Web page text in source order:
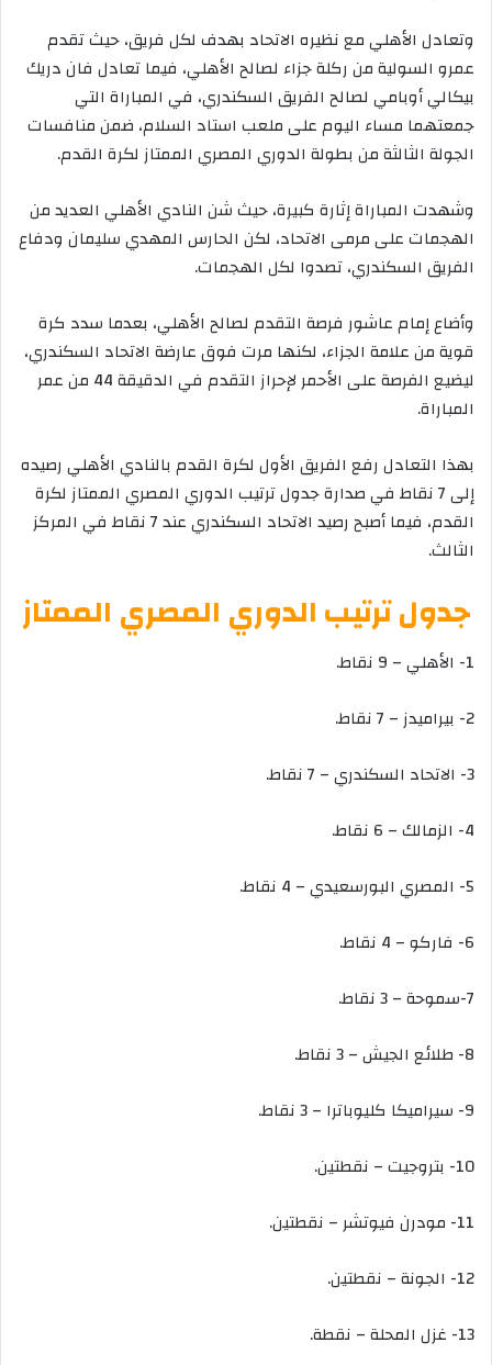
وتعادل الأهلي مع نظيره الاتحاد بهدف لكل فريق، حيث تقدم
عمرو السولية من ركلة جزاء لصالح الأهلي، فيما تعادل فان دريك
بيكالي أوبامي لصالح الفريق السكندري، في المباراة التي
جمعتهما مساء اليوم على ملعب استاد السلام، ضمن منافسات
الجولة الثالثة من بطولة الدوري المصري الممتاز لكرة القدم.
وشهدت المباراة إثارة كبيرة، حيث شن النادي الأهلي العديد من
الهجمات على مرمى الاتحاد، لكن الحارس المهدي سليمان ودفاع
الفريق السكندري، تصدوا لكل الهجمات.
وأضاع إمام عاشور فرصة التقدم لصالح الأهلي، بعدما سدد كرة
قوية من علامة الجزاء، لكنها مرت فوق عارضة الاتحاد السكندري،
ليضيع الفرصة على الأحمر لإحراز التقدم في الدقيقة 44 من عمر
المباراة.
بهذا التعادل رفع الفريق الأول لكرة القدم بالنادي الأهلي رصيده
إلى 7 نقاط في صدارة جدول ترتيب الدوري المصري الممتاز لكرة
القدم، فيما أصبح رصيد الاتحاد السكندري عند 7 نقاط في المركز
الثالث.
جدول ترتيب الدوري المصري الممتاز
1- الأهلي – 9 نقاط.
2- بيراميدز – 7 نقاط.
3- الاتحاد السكندري – 7 نقاط.
4- الزمالك – 6 نقاط.
5- المصري البورسعيدي – 4 نقاط.
6- فاركو – 4 نقاط.
7-سموحة – 3 نقاط.
8- طلائع الجيش – 3 نقاط.
9- سيراميكا كليوباترا – 3 نقاط.
10- بتروجيت – نقطتين.
11- مودرن فيوتشر – نقطتين.
12- الجونة – نقطتين.
13- غزل المحلة – نقطة.